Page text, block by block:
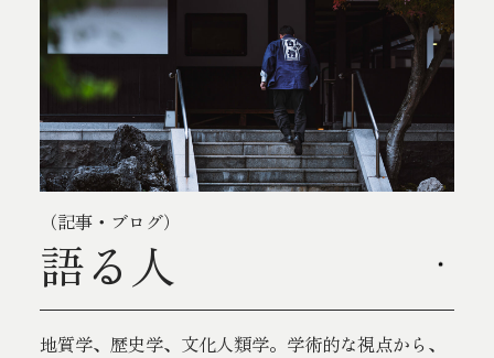
（記事・ブログ）
語る人
地質学、歴史学、文化人類学。学術的な視点から、